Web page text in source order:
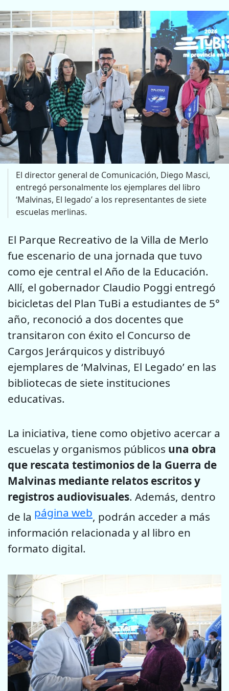
El director general de Comunicación, Diego Masci,
entregó personalmente los ejemplares del libro
‘Malvinas, El legado’ a los representantes de siete
escuelas merlinas.
El Parque Recreativo de la Villa de Merlo
fue escenario de una jornada que tuvo
como eje central el Año de la Educación.
Allí, el gobernador Claudio Poggi entregó
bicicletas del Plan TuBi a estudiantes de 5°
año, reconoció a dos docentes que
transitaron con éxito el Concurso de
Cargos Jerárquicos y distribuyó
ejemplares de ‘Malvinas, El Legado’ en las
bibliotecas de siete instituciones
educativas.
La iniciativa, tiene como objetivo acercar a
escuelas y organismos públicos una obra
que rescata testimonios de la Guerra de
Malvinas mediante relatos escritos y
registros audiovisuales. Además, dentro
de la página web, podrán acceder a más
información relacionada y al libro en
formato digital.